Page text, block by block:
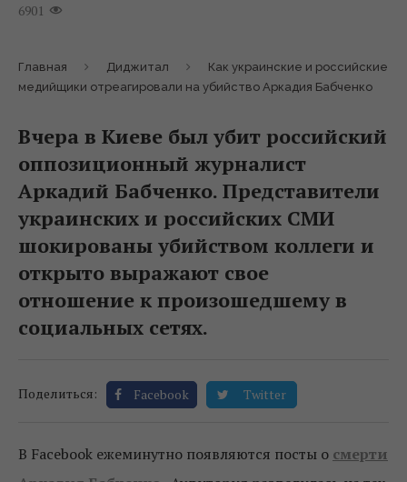
6901
Главная Диджитал
Как украинские и российские
медийщики отреагировали на убийство Аркадия Бабченко
Вчера в Киеве был убит российский
оппозиционный журналист
Аркадий Бабченко. Представители
украинских и российских СМИ
шокированы убийством коллеги и
открыто выражают свое
отношение к произошедшему в
социальных сетях.
Поделиться: Facebook Twitter
В Facebook ежеминутно появляются посты о смерти